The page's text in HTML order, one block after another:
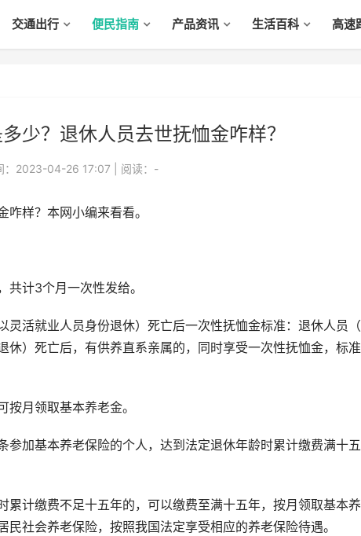
交通出行 便民指南 产品资讯 生活百科 高速
少？退休人员去世抚恤金咋样？
：2023-04-26 17:07 阅读： -
样？本网小编来看看。
计3个月一次性发给。
灵活就业人员身份退休）死亡后一次性抚恤金标准：退休人员
休）死亡后，有供养直系亲属的，同时享受一次性抚恤金，标
月领取基本养老金。
参加基本养老保险的个人，达到法定退休年龄时累计缴费满十
累计缴费不足十五年的，可以缴费至满十五年，按月领取基本
社会养老保险，按照我国法定享受相应的养老保险待遇。